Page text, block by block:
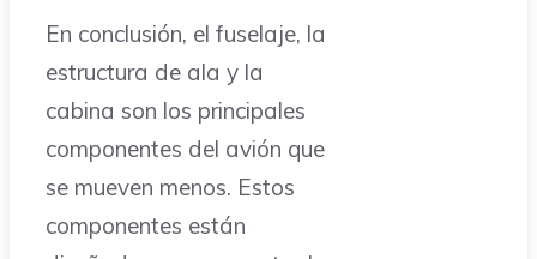
En conclusión, el fuselaje, la
estructura de ala y la
cabina son los principales
componentes del avión que
se mueven menos. Estos
componentes están